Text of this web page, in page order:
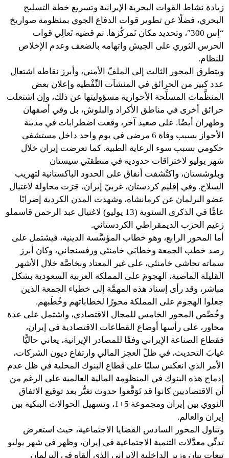
زيادة نشاط القوات البحرية الإيرانية وتسريع خطة التسليح
البحري، فضلًا عن تطوير قوات الدفاع الجوي بمنظومة صواريخ
“إس 300″، وتحديد مكان تَمركُزها. ثم قضية تَعالِي قوات
الحرس الثوري على الجيش واتهامه بالضعف وعدم الإخلاص
للنظام.
ويتطرق المحور الثالث إلى الملفّ الأمني، وأبرز نقاطه اشتعال
عدد كبير من الحرائق في المنشآت النِّفْطية وإعلان بعض
المنظَّمات المسلَّحة الأحوازية مسؤوليتها عن ذلك، وإن اشتعلت
حرائق أخرى في مناطق الأكراد والبلوش، بل وفي أصفهان
وطهران أيضًا. على صعيد آخر، وقعت اضطرابات في مدينة
الأحواز بسبب وفاة 6 مرضى في يوم واحد داخل مستشفى
حكومي بسبب سوء الرعاية الطبية. كما تعرضت إيران خلال
شهر يوليو لاختراقات حدودية في منطقتَي سيستان
وبلوشستان، واكتُشفت أنفاق على الحدود الباكستانية لتهريب
السلاح. وفي إقليم كردستان، غربيّ إيران، جَرَت محاولة لاغتيال
عضو البرلمان عن كرمانشاه، وشهدت المدن الكردية إضرابًا
عامًّا في الذكرى السنوية (13 يوليو) لاغتيال عبد الرحمن قاسملو
زعيم الحزب الديمقراطي الكردستاني.
أما المحور الرابع، وهو خطاب المؤسَّسة الدينية، فيشتمل على
رصد خطب الجمعة وخطابَي خامنئي ورفسنجاني، وكان أبرز
سماته تحاشي خامنئي، على غير المعتاد وبخاصَّة خلال الأشهر
القليلة الماضية، الهجومَ على المملكة العربية السعودية بشكل
مباشر، وقد رأى إسناد هذه المهمَّة إلى خطباء الجمعة الذين
جعلوا الهجوم على المملكة محورًا لخطاباتهم وخُطَبهم.
وخُصِّص المحور الخامس للمجال الاقتصادي، واشتمل على عدة
محاور، على رأسها أوضاع القطاعات الاقتصادية في إيران،
فقطاع الصناعة الإيراني وفقًا للمصادر الإيرانية، يعاني حاليًّا
غيابَ التحديث، في ظلّ العجز المالي وارتفاع ديون الشركات،
الأمر الذي انعكس سلبًا على قطاع البنوك المحلية في ظل عدم
إدماج هذه البنوك في المنظومة المالية العالمية على الرغم من
أن الاقتصاديين كانوا قد تَوَقَّعوا حدوث تغيُّر بعد توقيع الاتفاق
النووي بين إيران ومجموعة 5+1، وتسهيل الحوالات البنكية بين
إيران والعالم.
وتناول المحور السادس القضايا الاجتماعية، حيث استعرض
تدنِّي معدَّلات التنمية الاجتماعية في إيران، وظهر في شهر يوليو
تبعات بيان وزير الداخلية الإيراني الذي ألقاه في البرلمان